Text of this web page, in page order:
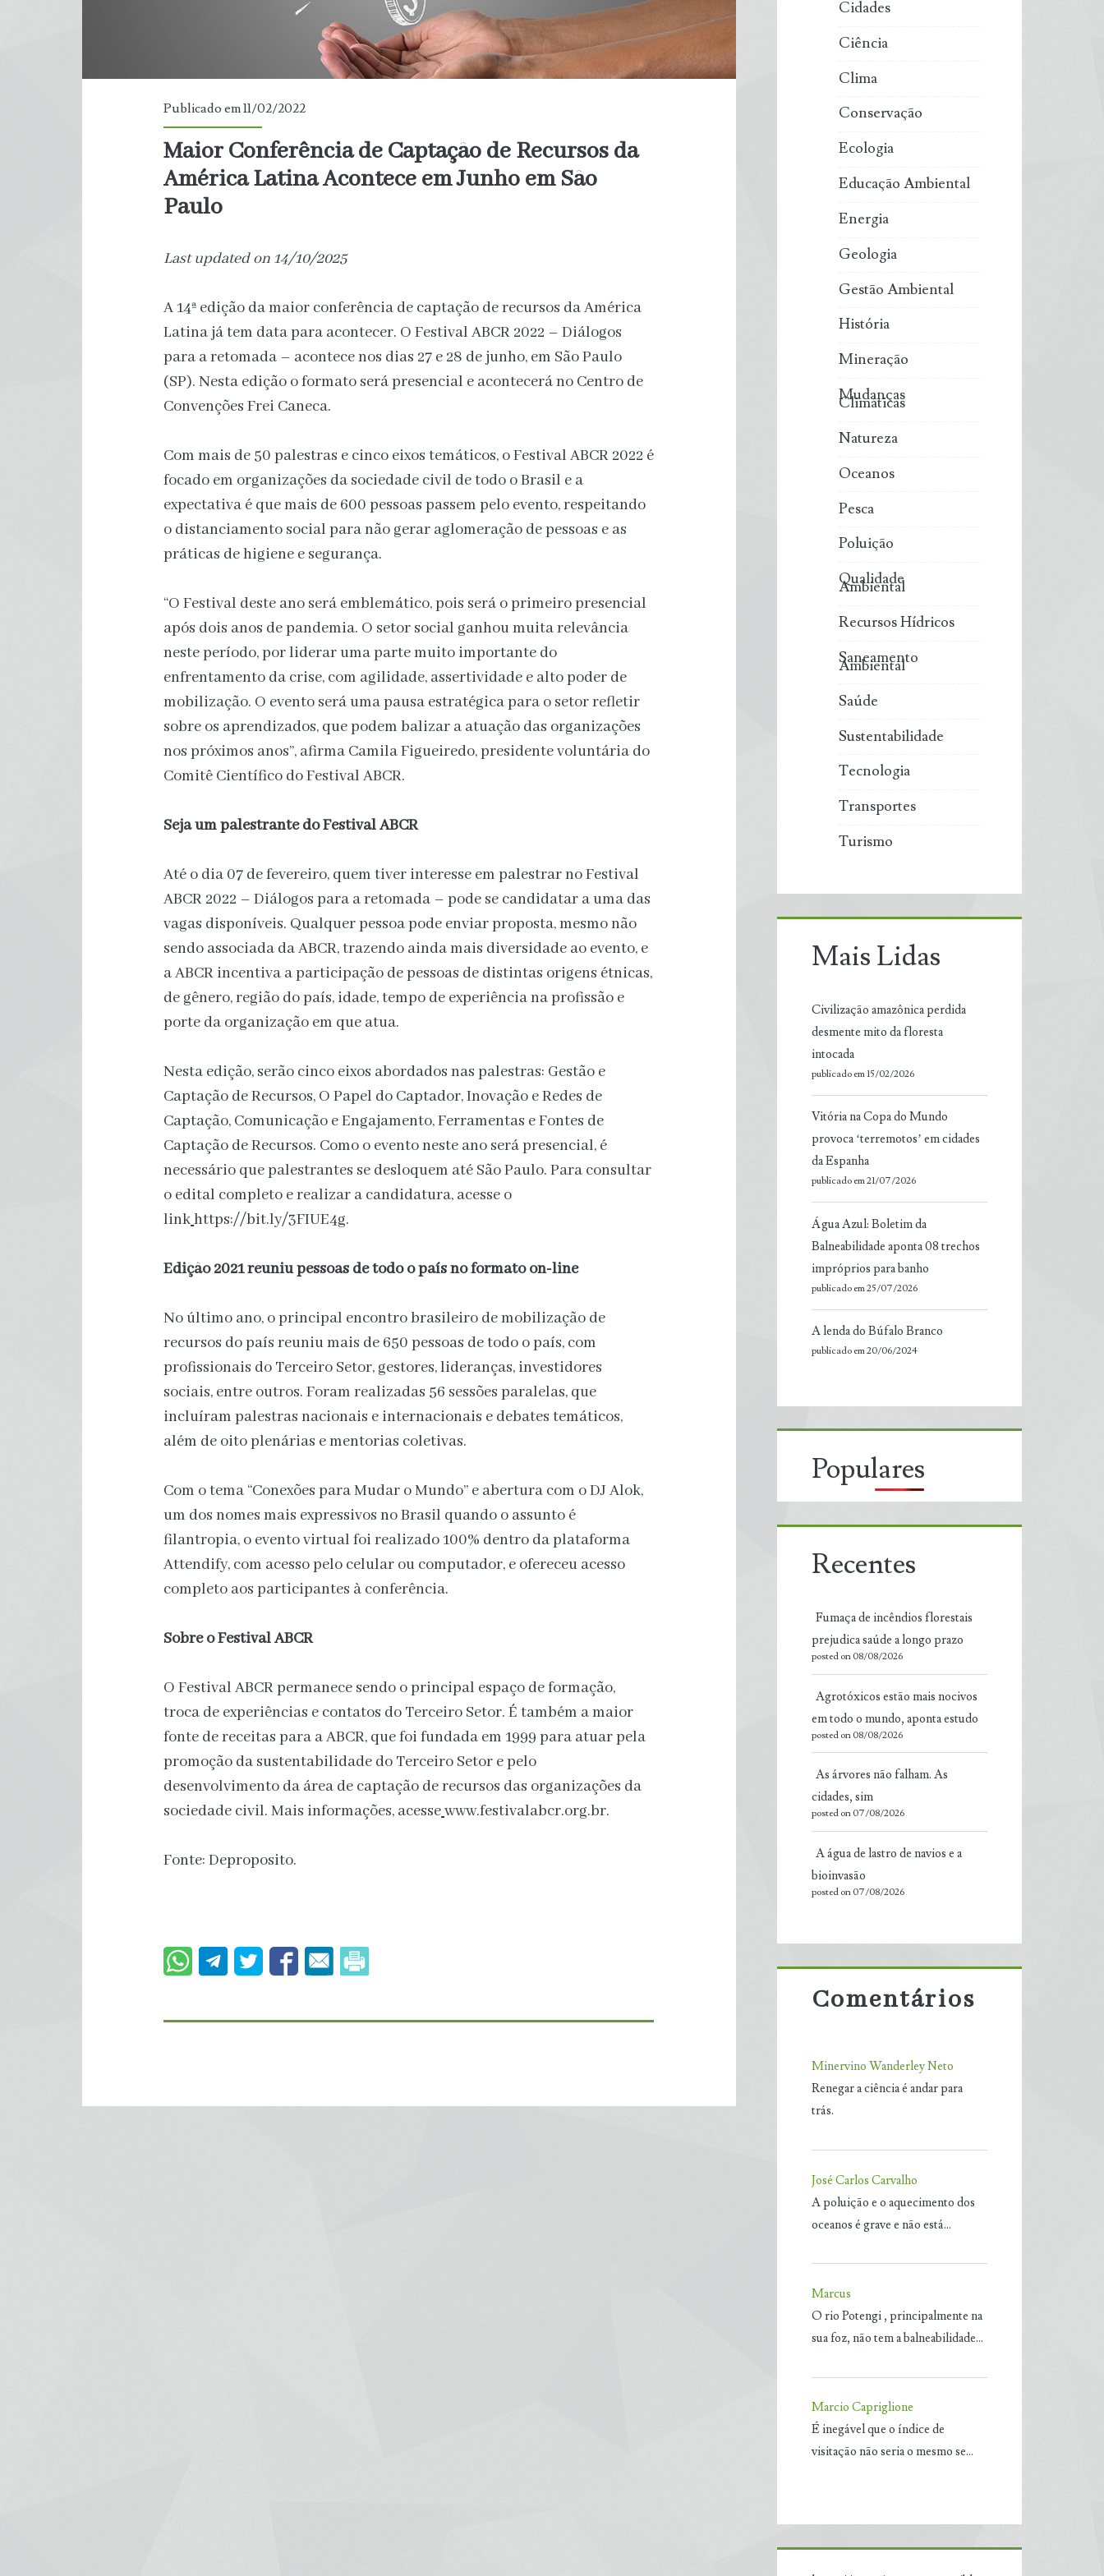
Publicado em 11/02/2022
Maior Conferência de Captação de Recursos da
América Latina Acontece em Junho em São
Paulo
Last updated on 14/10/2025
A 14ª edição da maior conferência de captação de recursos da América
Latina já tem data para acontecer. O Festival ABCR 2022 – Diálogos
para a retomada – acontece nos dias 27 e 28 de junho, em São Paulo
(SP). Nesta edição o formato será presencial e acontecerá no Centro de
Convenções Frei Caneca.
Com mais de 50 palestras e cinco eixos temáticos, o Festival ABCR 2022 é
focado em organizações da sociedade civil de todo o Brasil e a
expectativa é que mais de 600 pessoas passem pelo evento, respeitando
o distanciamento social para não gerar aglomeração de pessoas e as
práticas de higiene e segurança.
“O Festival deste ano será emblemático, pois será o primeiro presencial
após dois anos de pandemia. O setor social ganhou muita relevância
neste período, por liderar uma parte muito importante do
enfrentamento da crise, com agilidade, assertividade e alto poder de
mobilização. O evento será uma pausa estratégica para o setor refletir
sobre os aprendizados, que podem balizar a atuação das organizações
nos próximos anos”, afirma Camila Figueiredo, presidente voluntária do
Comitê Científico do Festival ABCR.
Seja um palestrante do Festival ABCR
Até o dia 07 de fevereiro, quem tiver interesse em palestrar no Festival
ABCR 2022 – Diálogos para a retomada – pode se candidatar a uma das
vagas disponíveis. Qualquer pessoa pode enviar proposta, mesmo não
sendo associada da ABCR, trazendo ainda mais diversidade ao evento, e
a ABCR incentiva a participação de pessoas de distintas origens étnicas,
de gênero, região do país, idade, tempo de experiência na profissão e
porte da organização em que atua.
Nesta edição, serão cinco eixos abordados nas palestras: Gestão e
Captação de Recursos, O Papel do Captador, Inovação e Redes de
Captação, Comunicação e Engajamento, Ferramentas e Fontes de
Captação de Recursos. Como o evento neste ano será presencial, é
necessário que palestrantes se desloquem até São Paulo. Para consultar
o edital completo e realizar a candidatura, acesse o
linkhttps://bit.ly/3FIUE4g.
Edição 2021 reuniu pessoas de todo o país no formato on-line
No último ano, o principal encontro brasileiro de mobilização de
recursos do país reuniu mais de 650 pessoas de todo o país, com
profissionais do Terceiro Setor, gestores, lideranças, investidores
sociais, entre outros. Foram realizadas 56 sessões paralelas, que
incluíram palestras nacionais e internacionais e debates temáticos,
além de oito plenárias e mentorias coletivas.
Com o tema “Conexões para Mudar o Mundo” e abertura com o DJ Alok,
um dos nomes mais expressivos no Brasil quando o assunto é
filantropia, o evento virtual foi realizado 100% dentro da plataforma
Attendify, com acesso pelo celular ou computador, e ofereceu acesso
completo aos participantes à conferência.
Sobre o Festival ABCR
O Festival ABCR permanece sendo o principal espaço de formação,
troca de experiências e contatos do Terceiro Setor. É também a maior
fonte de receitas para a ABCR, que foi fundada em 1999 para atuar pela
promoção da sustentabilidade do Terceiro Setor e pelo
desenvolvimento da área de captação de recursos das organizações da
sociedade civil. Mais informações, acessewww.festivalabcr.org.br.
Fonte: Deproposito.
Cidades
Ciência
Clima
Conservação
Ecologia
Educação Ambiental
Energia
Geologia
Gestão Ambiental
História
Mineração
Mudanças
Climáticas
Natureza
Oceanos
Pesca
Poluição
Qualidade
Ambiental
Recursos Hídricos
Saneamento
Ambiental
Saúde
Sustentabilidade
Tecnologia
Transportes
Turismo
Mais Lidas
Civilização amazônica perdida
desmente mito da floresta
intocada
publicado em 15/02/2026
Vitória na Copa do Mundo
provoca ‘terremotos’ em cidades
da Espanha
publicado em 21/07/2026
Água Azul: Boletim da
Balneabilidade aponta 08 trechos
impróprios para banho
publicado em 25/07/2026
A lenda do Búfalo Branco
publicado em 20/06/2024
Populares
Recentes
Fumaça de incêndios florestais
prejudica saúde a longo prazo
posted on 08/08/2026
Agrotóxicos estão mais nocivos
em todo o mundo, aponta estudo
posted on 08/08/2026
As árvores não falham. As
cidades, sim
posted on 07/08/2026
A água de lastro de navios e a
bioinvasão
posted on 07/08/2026
Comentários
Minervino Wanderley Neto
Renegar a ciência é andar para
trás.
José Carlos Carvalho
A poluição e o aquecimento dos
oceanos é grave e não está…
Marcus
O rio Potengi , principalmente na
sua foz, não tem a balneabilidade…
Marcio Capriglione
É inegável que o índice de
visitação não seria o mesmo se…